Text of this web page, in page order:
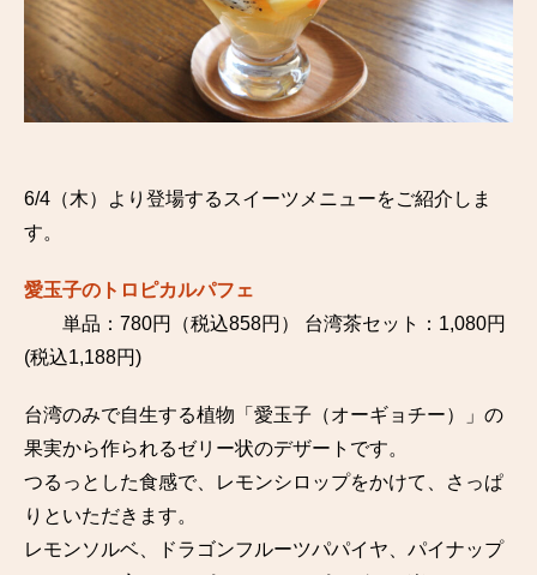
6/4（木）より登場するスイーツメニューをご紹介しま
す。
愛玉子のトロピカルパフェ
単品：780円（税込858円） 台湾茶セット：1,080円
(税込1,188円)
台湾のみで自生する植物「愛玉子（オーギョチー）」の
果実から作られるゼリー状のデザートです。
つるっとした食感で、レモンシロップをかけて、さっぱ
りといただきます。
レモンソルベ、ドラゴンフルーツパパイヤ、パイナップ